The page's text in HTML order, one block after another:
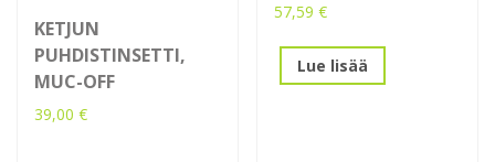
KETJUN
PUHDISTINSETTI,
MUC-OFF
39,00 €
57,59€
Lue lisää